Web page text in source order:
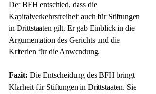
Der BFH entschied, dass die
Kapitalverkehrsfreiheit auch für Stiftungen
in Drittstaaten gilt. Er gab Einblick in die
Argumentation des Gerichts und die
Kriterien für die Anwendung.
Fazit: Die Entscheidung des BFH bringt
Klarheit für Stiftungen in Drittstaaten. Sie